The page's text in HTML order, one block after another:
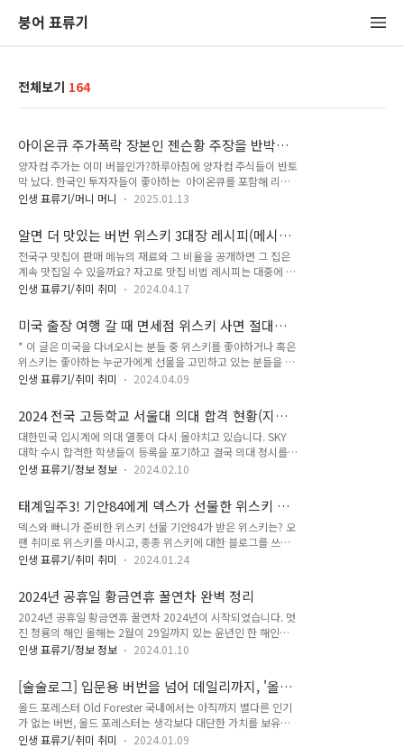
붕어 표류기
전체보기 164
아이온큐 주가폭락 장본인 젠슨황 주장을 반박한
창업자의 논리는?
양자컴 주가는 이미 버블인가?하루아침에 양자컴 주식들이 반토
막 났다. 한국인 투자자들이 좋아하는 아이온큐를 포함해 리게
티, 퀀텀컴퓨팅, 아이온큐, 실스크, 디웨이브 등 예외는 없었다.
이지만, 한 사람의 연설로 섹터가 무너질 정도로 양자컴 주가는
이미 버블이었던 것일까. 좀 더 자세히 들여다보고, 젠슨황 주장
의 반대 입장에 설 아이온큐와 구글의 입장도 생각해 볼 필요가
있다. 1. 젠슨 황의 타노스 급 한 마디 모두 잘 알듯이 이번 사태
의 원인은 2025년 1월 8일 CES 행사장에 있었다. 엔비디아
스크, 디웨이브 등 양자컴퓨터 주식들이 순식간에 반토막 났다.
대체 젠슨..
인생 표류기/머니 머니 2025.01.13
알면 더 맛있는 버번 위스키 3대장 레시피(메시
빌) 공개!
전국구 맛집이 판매 메뉴의 재료와 그 비율을 공개하면 그 집은
계속 맛집일 수 있을까요? 자고로 맛집 비법 레시피는 대중에 공
개하지 않고, 집안 대대손손 물려주거나 큰 금액을 받고 거래하
스키에는 특별한 문화가 있다. 바로 위스키를 만들 때 사용하는
원료(곡물)의 비율을 공개하는 것인데요. 오늘은 이 메시빌에 대
해 알아보고, 우리가 좋아하는 입문용 버번 위스키 3 대장의 메
시빌도 공유해드릴게요! 메시빌이란? 메시는 곡물과 물, 그리고
효모의 혼합물을 말합니다. 이 혼합물이 알코올을 생성하기 때문
물의 일정한 맛과 품질의 유지를 위해서 각 브랜드 라인업 별로
별도의 메시빌을 가지고 있..
인생 표류기/취미 취미 2024.04.17
미국 출장 여행 갈 때 면세점 위스키 사면 절대
후회하는 이유!
* 이 글은 미국을 다녀오시는 분들 중 위스키를 좋아하거나 혹은
위스키는 좋아하는 누군가에게 선물을 고민하고 있는 분들을 위
해 작성되었습니다. 미국, 버번위스키의 고향 면세점 위스키는
부담스러운 고가의 위스키를 구매할 수 있는 아주 좋은기회이
죠. 특히, 면세점에서는 비싼 위스키를 살 수록 많이 아낄 수 있
거든요. 하지만, 목적지가 미국이라면 이야기는 달라집니다. 미
국은 전 세계로 뻗어나간 버번위스키의 고향이니까요. 굳이 켄터
키 주까지 가지 않더라도 미국 전역의 로컬 리쿼스토어를 잘 찾
곳에서는 결코 구매할 수 없는 훌륭하고 귀한 버번을 경험할 수
있습니다. 제주도 다녀오면서도 살..
인생 표류기/취미 취미 2024.04.09
2024 전국 고등학교 서울대 의대 합격 현황(지역
별 고등학교 분석)
대한민국 입시계에 의대 열풍이 다시 몰아치고 있습니다. SKY
대학 수시 합격한 학생들이 등록을 포기하고 결국 의대 정시를
준비하거나, N수를 각오하고 의대를 준비하는 학생들이 점점 더
들의 반발이 치열한 현재. 이 상황에서 입시 문턱에 선 학생들이
보여주는 행동이 의미심장 하네요. 2024 전국 고등학교 서울대
의대 합격 현황 아래 표는 2024 전국 고등학교 및 지역 서울대
의대 합격 현황입니다. 정시와 수시 합격으로 구분된 자료이고
요. 전국에 많은 의대가 있지만, 아무래도 서울대는 상징성이 있
대를 가장 많이 보내는지 알아보겠습니다(동일 순위 내 학교 순
서는 '가나다'순으로 정렬..
인생 표류기/정보 정보 2024.02.10
태계일주3! 기안84에게 덱스가 선물한 위스키 무
엇? 가격은? (feat. 글렌피딕)
덱스와 빠니가 준비한 위스키 선물 기안84가 받은 위스키는? 오
랜 취미로 위스키를 마시고, 종종 위스키에 대한 블로그를 쓰면
서 선물하기 좋은 위스키를 골라보곤 한다. 상대방의 취향을
스키 선물이라. 오. 생각만 해도 황홀하다. 얼마 전 에서 빠니보
틀과 덱스가 기안84의 생일 선물로 위스키를 준비한다. 그들이
준비한 위스키는 . 면세용 전용으로 나온 제품이어서 시중에서는
구입할 수 없기에 한 편으론 오히려 귀하다. 하지만, 최근 면세점
전용으로 나오는 제품도 숙성 방식, 알코올 도수, 피니시 등 여러
안84가 선물 받은 역시 그런 제품. 글렌피딕 페퍼추얼 Vat은 위
스키를 숙성하는 큰..
인생 표류기/취미 취미 2024.01.24
2024년 공휴일 황금연휴 꿀연차 완벽 정리
2024년 공휴일 황금연휴 꿀연차 2024년이 시작되었습니다. 멋
진 청룡의 해인 올해는 2월이 29일까지 있는 윤년인 한 해인데
요. 과연 올 한 해 동안에는 내 휴가 없이 며칠이나 자유로운 휴
쉴 수 있는 황금연휴도 많았던 것 같은요. 2023년도에는 대체휴
일을 포함하여 총 67일의 휴일이 있었습니다. 작아 보이기도 하
지만 토, 일까지 합치면 총 117일이었네요. 그렇다면, 2024년은
과연? 1. 2024년 총 휴일 공휴일 수(대체휴일 포함): 68일 총 휴
일(토,일 포함): 120일 2024년의 공휴일은 총 68일입니다. 동일
인생 표류기/정보 정보 2024.01.10
[술술로그] 입문용 버번을 넘어 데일리까지, '올드
포레스터'
올드 포레스터 Old Forester 국내에서는 아직까지 별다른 인기
가 없는 버번, 올드 포레스터는 생각보다 대단한 가치를 보유한
브랜드이자 훌륭한 버번인데요. 잭다니엘스로 유명한 브라운포
인생 표류기/취미 취미 2024.01.09